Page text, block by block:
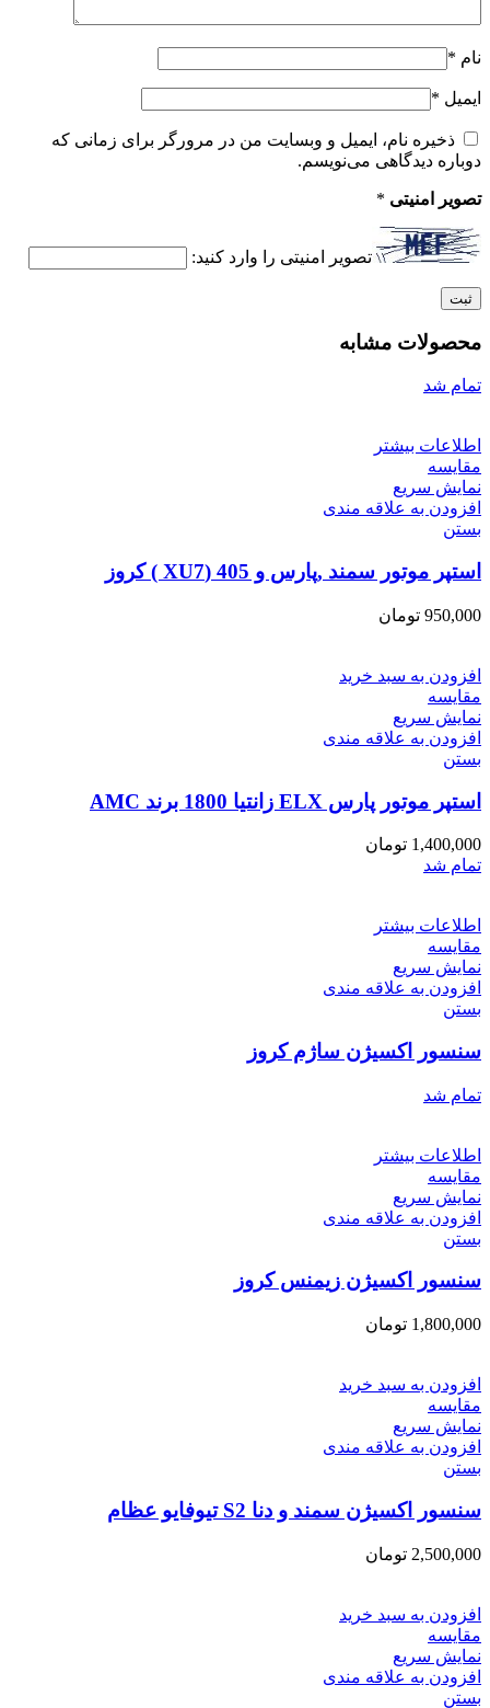
نام *
ایمیل *
ذخیره نام، ایمیل و وبسایت من در مرورگر برای زمانی که
دوباره دیدگاهی می‌نویسم.
تصویر امنیتی *
تصویر امنیتی را وارد کنید:
محصولات مشابه
تمام شد
اطلاعات بیشتر
مقایسه
نمایش سریع
افزودن به علاقه مندی
بستن
استپر موتور سمند ,پارس و 405 (XU7 ) کروز
950,000 تومان
افزودن به سبد خرید
مقایسه
نمایش سریع
افزودن به علاقه مندی
بستن
استپر موتور پارس ELX زانتیا 1800 برند AMC
1,400,000 تومان
تمام شد
اطلاعات بیشتر
مقایسه
نمایش سریع
افزودن به علاقه مندی
بستن
سنسور اکسیژن ساژم کروز
تمام شد
اطلاعات بیشتر
مقایسه
نمایش سریع
افزودن به علاقه مندی
بستن
سنسور اکسیژن زیمنس کروز
1,800,000 تومان
افزودن به سبد خرید
مقایسه
نمایش سریع
افزودن به علاقه مندی
بستن
سنسور اکسیژن سمند و دنا S2 تیوفایو عظام
2,500,000 تومان
افزودن به سبد خرید
مقایسه
نمایش سریع
افزودن به علاقه مندی
بستن